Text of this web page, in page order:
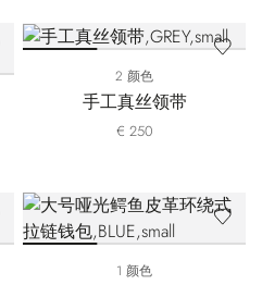
2 颜色
手工真丝领带
€ 250
1 颜色